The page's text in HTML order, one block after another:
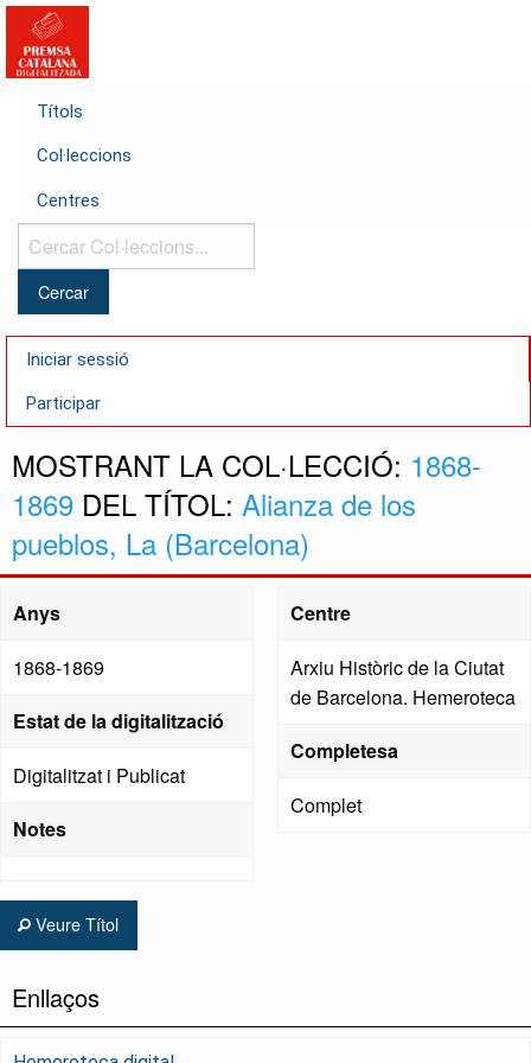
Títols
Col·leccions
Centres
Cercar
Col·leccions...
Iniciar sessió
Participar
MOSTRANT LA COL·LECCIÓ: 1868-
1869 DEL TÍTOL: Alianza de los
pueblos, La (Barcelona)
Anys
1868-1869
Estat de la digitalització
Digitalitzat i Publicat
Notes
Centre
Arxiu Històric de la Ciutat
de Barcelona. Hemeroteca
Completesa
Complet
Veure Títol
Enllaços